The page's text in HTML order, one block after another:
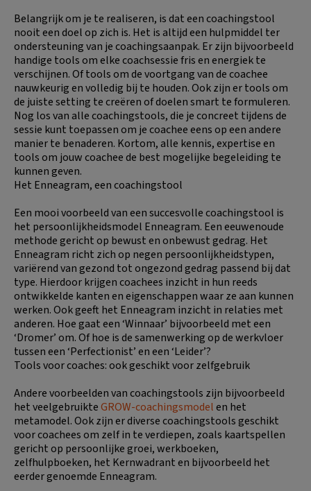
Belangrijk om je te realiseren, is dat een coachingstool
nooit een doel op zich is. Het is altijd een hulpmiddel ter
ondersteuning van je coachingsaanpak. Er zijn bijvoorbeeld
handige tools om elke coachsessie fris en energiek te
verschijnen. Of tools om de voortgang van de coachee
nauwkeurig en volledig bij te houden. Ook zijn er tools om
de juiste setting te creëren of doelen smart te formuleren.
Nog los van alle coachingstools, die je concreet tijdens de
sessie kunt toepassen om je coachee eens op een andere
manier te benaderen. Kortom, alle kennis, expertise en
tools om jouw coachee de best mogelijke begeleiding te
kunnen geven.
Het Enneagram, een coachingstool
Een mooi voorbeeld van een succesvolle coachingstool is
het persoonlijkheidsmodel Enneagram. Een eeuwenoude
methode gericht op bewust en onbewust gedrag. Het
Enneagram richt zich op negen persoonlijkheidstypen,
variërend van gezond tot ongezond gedrag passend bij dat
type. Hierdoor krijgen coachees inzicht in hun reeds
ontwikkelde kanten en eigenschappen waar ze aan kunnen
werken. Ook geeft het Enneagram inzicht in relaties met
anderen. Hoe gaat een ‘Winnaar’ bijvoorbeeld met een
‘Dromer’ om. Of hoe is de samenwerking op de werkvloer
tussen een ‘Perfectionist’ en een ‘Leider’?
Tools voor coaches: ook geschikt voor zelfgebruik
Andere voorbeelden van coachingstools zijn bijvoorbeeld
het veelgebruikteGROW-coachingsmodelen het
metamodel. Ook zijn er diverse coachingstools geschikt
voor coachees om zelf in te verdiepen, zoals kaartspellen
gericht op persoonlijke groei, werkboeken,
zelfhulpboeken, het Kernwadrant en bijvoorbeeld het
eerder genoemde Enneagram.